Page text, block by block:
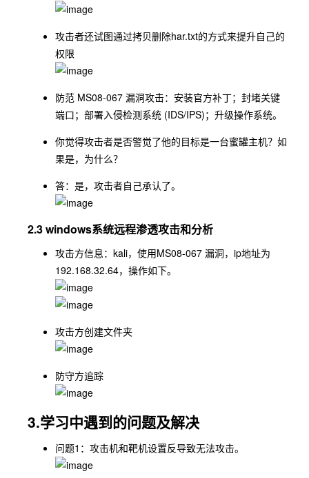
攻击者还试图通过拷贝删除har.txt的方式来提升自己的
权限
防范 MS08-067 漏洞攻击：安装官方补丁；封堵关键
端口；部署入侵检测系统 (IDS/IPS)；升级操作系统。
你觉得攻击者是否警觉了他的目标是一台蜜罐主机？如
果是，为什么？
答：是，攻击者自己承认了。
2.3 windows系统远程渗透攻击和分析
攻击方信息：kali，使用MS08-067 漏洞，ip地址为
192.168.32.64，操作如下。
攻击方创建文件夹
防守方追踪
3.学习中遇到的问题及解决
问题1：攻击机和靶机设置反导致无法攻击。